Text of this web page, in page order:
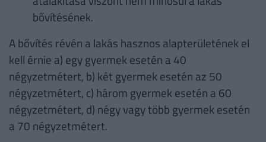
bővítésének.
A bővítés révén a lakás hasznos alapterületének el
kell érnie a) egy gyermek esetén a 40
négyzetmétert, b) két gyermek esetén az 50
négyzetmétert, c) három gyermek esetén a 60
négyzetmétert, d) négy vagy több gyermek esetén
a 70 négyzetmétert.